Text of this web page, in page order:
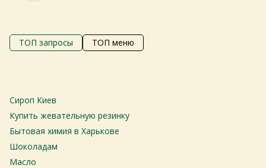
ТОП запросы ТОП меню
Сироп Киев
Купить жевательную резинку
Бытовая химия в Харькове
Шоколадам
Масло
Дізнатись більше про самовивіз